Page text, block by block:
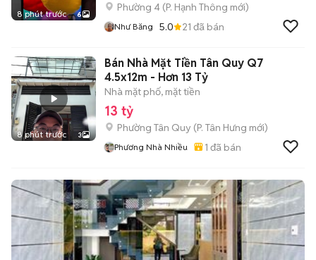
8 phút trước 6
Phường 4 (P. Hạnh Thông mới)
Như Băng 5.0 21 đã bán
8 phút trước 3
Bán Nhà Mặt Tiền Tân Quy Q7
4.5x12m - Hơn 13 Tỷ
Nhà mặt phố, mặt tiền
13 tỷ
Phường Tân Quy (P. Tân Hưng mới)
Phương Nhà Nhiều 1 đã bán